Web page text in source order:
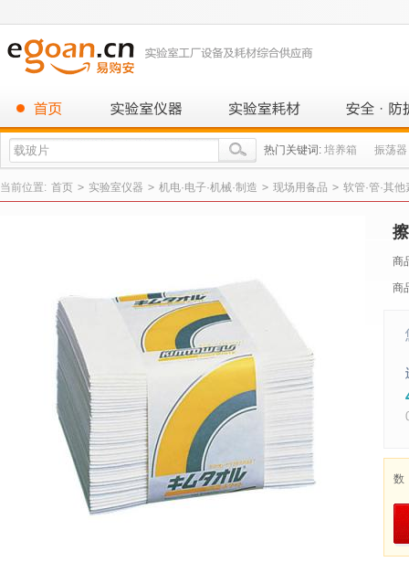
热门关键词: 培养箱 振荡器
当前位置: 首页 > 实验室仪器 > 机电·电子·机械·制造 > 现场用备品 > 软管·管·其
商
商
数